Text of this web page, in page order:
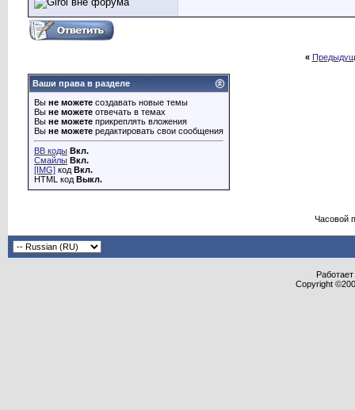
«
Ваши права в разделе
Вы не можете создавать новые темы
Вы не можете отвечать в темах
Вы не можете прикреплять вложения
Вы не можете редактировать свои сообщения
BB коды Вкл.
Смайлы Вкл.
[IMG] код Вкл.
HTML код Выкл.
Часовой
Copyright